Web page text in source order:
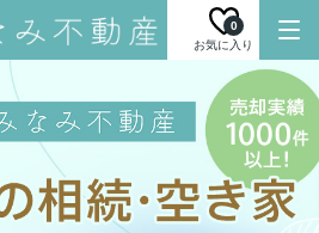
お気に入り
0